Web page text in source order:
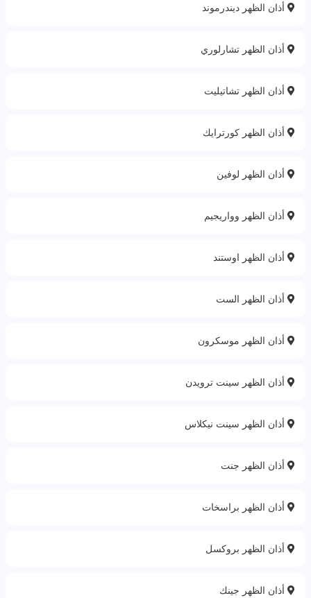
أذان الظهر ديندرموند
أذان الظهر تشارلوري
أذان الظهر تشاتيليت
أذان الظهر كورترايك
أذان الظهر لوفين
أذان الظهر وواريجيم
أذان الظهر اوستند
أذان الظهر الست
أذان الظهر موسكرون
أذان الظهر سينت ترويدن
أذان الظهر سينت نيكلاس
أذان الظهر جنت
أذان الظهر براسخات
أذان الظهر بروكسل
أذان الظهر جينك